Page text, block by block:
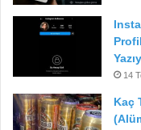
14
Kaç